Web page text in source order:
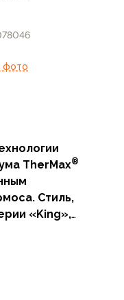
фото
TherMax®
Стиль,
«King»,
цветовых